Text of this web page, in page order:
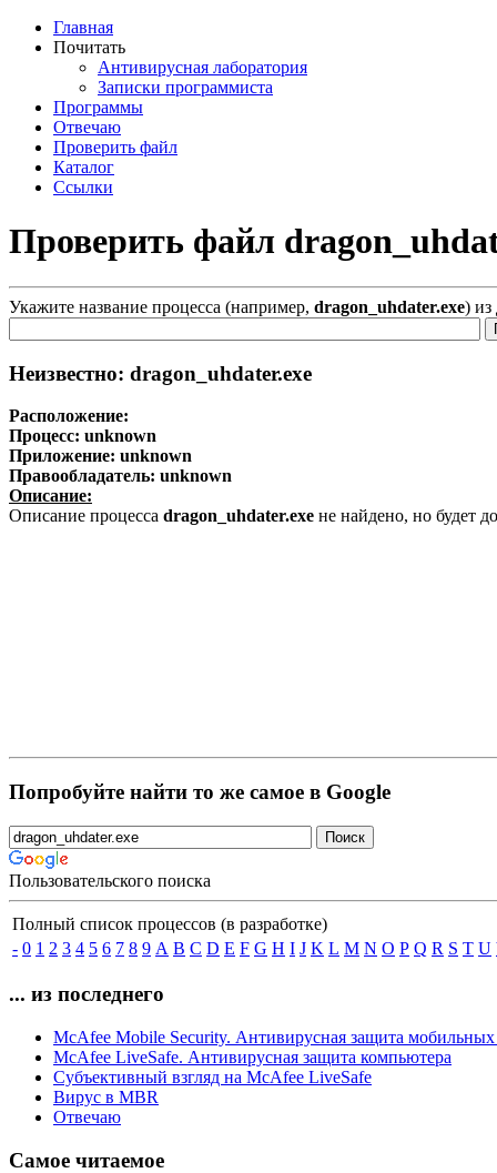
Главная
Почитать
Антивирусная лаборатория
Записки программиста
Программы
Отвечаю
Проверить файл
Каталог
Ссылки
Проверить файл
Укажите название процесса (например, dragon_uhdater.exe) из
Неизвестно: dragon_uhdater.exe
Расположение:
Процесс: unknown
Приложение: unknown
Правообладатель: unknown
Описание:
Описание процесса dragon_uhdater.exe не найдено, но будет
Попробуйте найти то же самое в Google
Пользовательского поиска
Полный список процессов (в разработке)
- 0 1 2 3 4 5 6 7 8 9 A B C D E F G H I J K L M N O P Q R S T U
... из последнего
McAfee Mobile Security. Антивирусная защита мобильных
McAfee LiveSafe. Антивирусная защита компьютера
Субъективный взгляд на McAfee LiveSafe
Вирус в MBR
Отвечаю
Самое читаемое